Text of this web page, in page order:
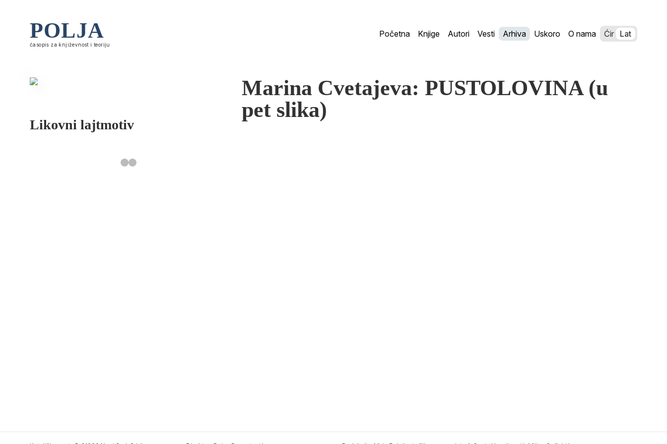
POLJA
časopis za književnost i teoriju
Početna Knjige Autori Vesti Arhiva Uskoro O nama Ćir Lat
Likovni lajtmotiv
Marina Cvetajeva: PUSTOLOVINA (u
pet slika)